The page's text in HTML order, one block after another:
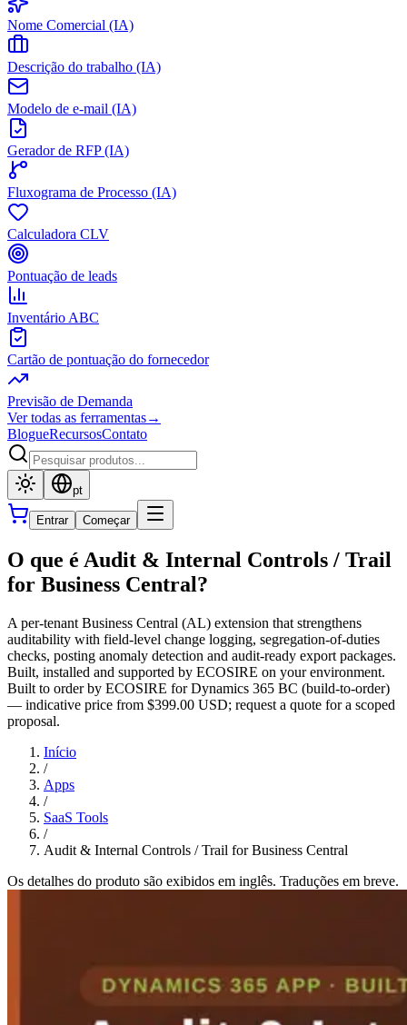
Nome Comercial (IA)
Descrição do trabalho (IA)
Modelo de e-mail (IA)
Gerador de RFP (IA)
Fluxograma de Processo (IA)
Calculadora CLV
Pontuação de leads
Inventário ABC
Cartão de pontuação do fornecedor
Previsão de Demanda
Ver todas as ferramentas→
BlogueRecursosContato
pt
Entrar Começar
O que é Audit & Internal Controls / Trail
for Business Central?
A per-tenant Business Central (AL) extension that strengthens
auditability with field-level change logging, segregation-of-duties
checks, posting anomaly detection and audit-ready export packages.
Built, installed and supported by ECOSIRE on your environment.
Built to order by ECOSIRE for Dynamics 365 BC (build-to-order)
— indicative price from $399.00 USD; request a quote for a scoped
proposal.
Início
/
Apps
/
SaaS Tools
/
Audit & Internal Controls / Trail for Business Central
Os detalhes do produto são exibidos em inglês. Traduções em breve.